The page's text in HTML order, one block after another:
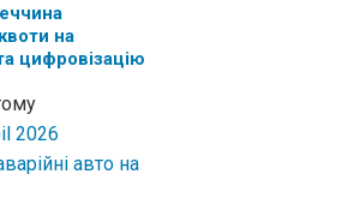
на
цифровізацію